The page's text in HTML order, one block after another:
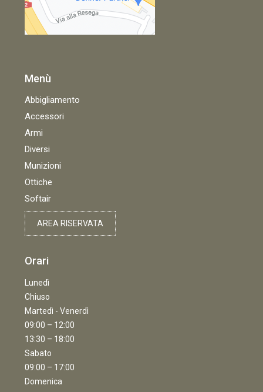
Menù
Abbigliamento
Accessori
Armi
Diversi
Munizioni
Ottiche
Softair
AREA RISERVATA
Orari
Lunedì
Chiuso
Martedì - Venerdì
09:00 – 12:00
13:30 – 18:00
Sabato
09:00 – 17:00
Domenica